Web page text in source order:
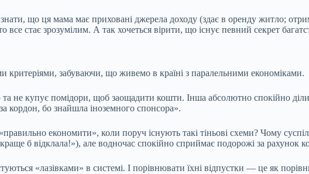
що ця мама має приховані джерела доходу (здає в оренду житло;
все стає зрозумілим. А так хочеться вірити, що існує певний секрет
критеріями, забуваючи, що живемо в країні з паралельними економіками.
не купує помідори, щоб заощадити кошти. Інша абсолютно спокійно
кордон, бо знайшла іноземного спонсора».
економити», коли поруч існують такі тіньові схеми? Чому
б відклала!»), але водночас спокійно сприймає подорожі за рахунок
«лазівками» в системі. І порівнювати їхні відпустки — це як